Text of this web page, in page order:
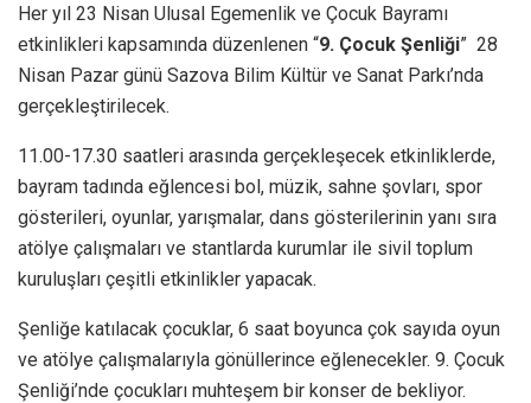
Her yıl 23 Nisan Ulusal Egemenlik ve Çocuk Bayramı
etkinlikleri kapsamında düzenlenen “9. Çocuk Şenliği” 28
Nisan Pazar günü Sazova Bilim Kültür ve Sanat Parkı’nda
gerçekleştirilecek.
11.00-17.30 saatleri arasında gerçekleşecek etkinliklerde,
bayram tadında eğlencesi bol, müzik, sahne şovları, spor
gösterileri, oyunlar, yarışmalar, dans gösterilerinin yanı sıra
atölye çalışmaları ve stantlarda kurumlar ile sivil toplum
kuruluşları çeşitli etkinlikler yapacak.
Şenliğe katılacak çocuklar, 6 saat boyunca çok sayıda oyun
ve atölye çalışmalarıyla gönüllerince eğlenecekler. 9. Çocuk
Şenliği’nde çocukları muhteşem bir konser de bekliyor.